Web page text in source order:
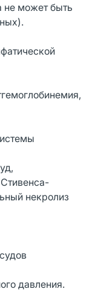
не может быть
некролиз
давления.